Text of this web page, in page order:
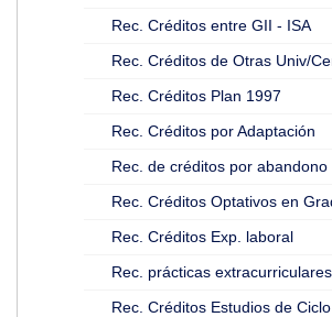
Rec. Créditos entre GII - ISA
Rec. Créditos de Otras Univ/
Rec. Créditos Plan 1997
Rec. Créditos por Adaptación
Rec. de créditos por
Rec. Créditos Optativos en
Rec. Créditos Exp. laboral
Rec. prácticas extracurriculares
Rec. Créditos Estudios de